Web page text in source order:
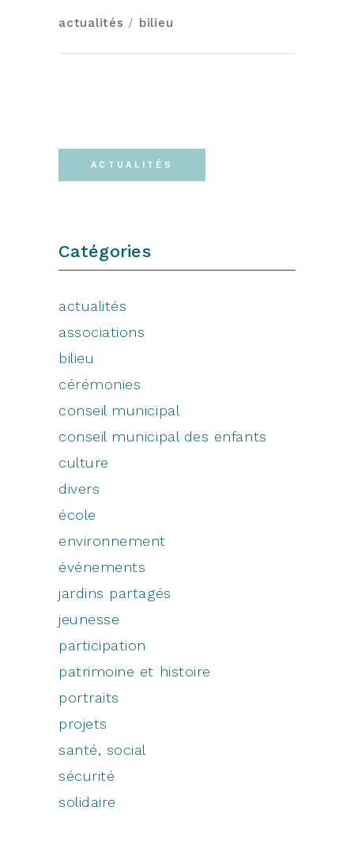
actualités / bilieu
ACTUALITÉS
Catégories
actualités
associations
bilieu
cérémonies
conseil municipal
conseil municipal des enfants
culture
divers
école
environnement
événements
jardins partagés
jeunesse
participation
patrimoine et histoire
portraits
projets
santé, social
sécurité
solidaire